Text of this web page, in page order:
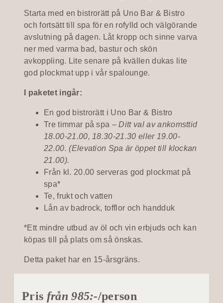
Starta med en bistrorätt på Uno Bar & Bistro
och fortsätt till spa för en rofylld och välgörande
avslutning på dagen. Låt kropp och sinne varva
ner med varma bad, bastur och skön
avkoppling. Lite senare på kvällen dukas lite
god plockmat upp i vår spalounge.
I paketet ingår:
En god bistrorätt i Uno Bar & Bistro
Tre timmar på spa –Ditt val av ankomsttid
18.00-21.00, 18.30-21.30 eller 19.00-
22.00. (Elevation Spa är öppet till klockan
21.00).
Från kl. 20.00 serveras god plockmat på
spa*
Te, frukt och vatten
Lån av badrock, tofflor och handduk
*Ett mindre utbud av öl och vin erbjuds och kan
köpas till på plats om så önskas.
Detta paket har en 15-årsgräns.
Pris från 985:-/person